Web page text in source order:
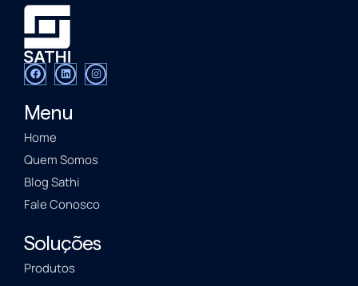
Menu
Home
Quem Somos
Blog Sathi
Fale Conosco
Soluções
Produtos